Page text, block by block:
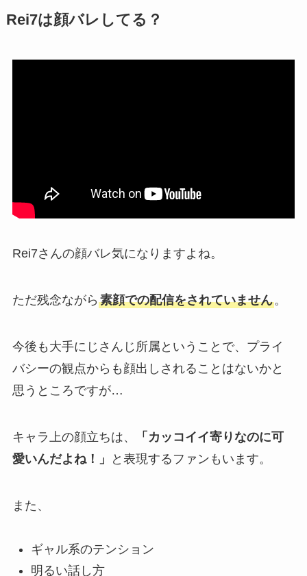
Rei7は顔バレしてる？
Rei7さんの顔バレ気になりますよね。
ただ残念ながら 素顔での配信をされていません。
今後も大手にじさんじ所属ということで、プライ
バシーの観点からも顔出しされることはないかと
思うところですが…
キャラ上の顔立ちは、
「カッコイイ寄りなのに可
愛いんだよね！」
と表現するファンもいます。
また、
ギャル系のテンション
明るい話し方